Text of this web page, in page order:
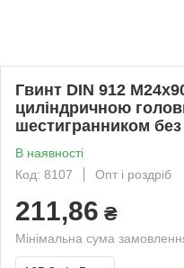
Гвинт DIN 912
циліндричною
шестигранником без
В наявності
Код: 8107
Опт і роздріб
211,86 ₴
Мінімальна сума